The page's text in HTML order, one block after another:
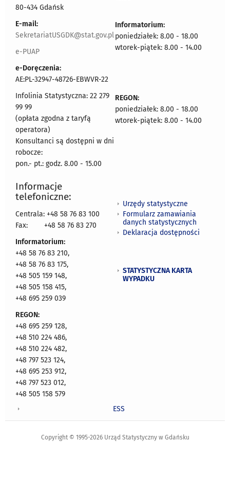
80-434 Gdańsk
E-mail:
SekretariatUSGDK@stat.gov.pl
e-PUAP
e-Doręczenia:
AE:PL-32947-48726-EBWVR-22
Infolinia Statystyczna: 22 279
99 99
(opłata zgodna z taryfą
operatora)
Konsultanci są dostępni w dni
robocze:
pon.- pt.: godz. 8.00 - 15.00
Informatorium:
poniedziałek: 8.00 - 18.00
wtorek-piątek: 8.00 - 14.00
REGON:
poniedziałek: 8.00 - 18.00
wtorek-piątek: 8.00 - 14.00
Informacje
telefoniczne:
Centrala: +48 58 76 83 100
Fax:
+48 58 76 83 270
Informatorium:
+48 58 76 83 210,
+48 58 76 83 175,
+48 505 159 148,
+48 505 158 415,
+48 695 259 039
REGON:
+48 695 259 128,
+48 510 224 486,
+48 510 224 482,
+48 797 523 124,
+48 695 253 912,
+48 797 523 012,
+48 505 158 579
Urzędy statystyczne
Formularz zamawiania
danych statystycznych
Deklaracja dostępności
STATYSTYCZNA KARTA
WYPADKU
ESS
Copyright © 1995-2026 Urząd Statystyczny w Gdańsku